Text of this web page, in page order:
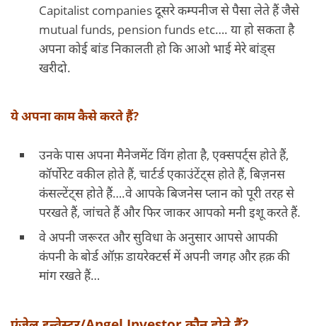
Capitalist companies दूसरे कम्पनीज से पैसा लेते हैं जैसे
mutual funds, pension funds etc…. या हो सकता है
अपना कोई बांड निकालती हो कि आओ भाई मेरे बांड्स
खरीदो.
ये अपना काम कैसे करते हैं?
उनके पास अपना मैनेजमेंट विंग होता है, एक्सपर्ट्स होते हैं,
कॉर्पोरेट वकील होते हैं, चार्टर्ड एकाउंटेंट्स होते हैं, बिज़नस
कंसल्टेंट्स होते हैं….वे आपके बिजनेस प्लान को पूरी तरह से
परखते हैं, जांचते हैं और फिर जाकर आपको मनी इशू करते हैं.
वे अपनी जरूरत और सुविधा के अनुसार आपसे आपकी
कंपनी के बोर्ड ऑफ़ डायरेक्टर्स में अपनी जगह और हक़ की
मांग रखते हैं…